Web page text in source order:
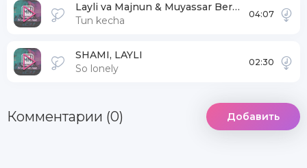
Layli va Majnun & Muyassar Berdiqulova
Tun kecha
04:07
SHAMI, LAYLI
So lonely
02:30
Комментарии (0) Добавить